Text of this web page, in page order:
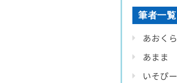
筆者一覧
あおくら
あまま
いそぴー